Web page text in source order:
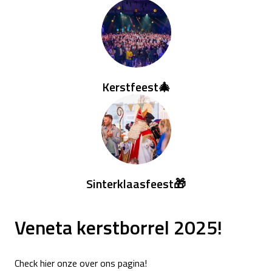
Kerstfeest🎄
Sinterklaasfeest🎁
Veneta kerstborrel 2025!
Check hier onze over ons pagina!